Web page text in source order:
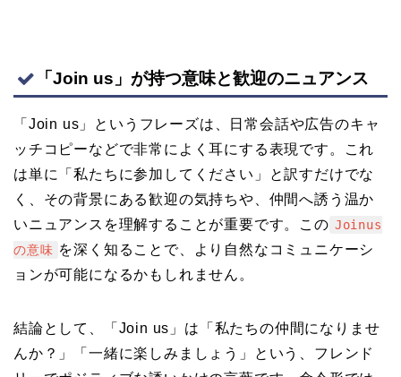
「Join us」が持つ意味と歓迎のニュアンス
「Join us」というフレーズは、日常会話や広告のキャ
ッチコピーなどで非常によく耳にする表現です。これ
は単に「私たちに参加してください」と訳すだけでな
く、その背景にある歓迎の気持ちや、仲間へ誘う温か
いニュアンスを理解することが重要です。この Joinus
の意味 を深く知ることで、より自然なコミュニケーシ
ョンが可能になるかもしれません。
結論として、「Join us」は「私たちの仲間になりませ
んか？」「一緒に楽しみましょう」という、フレンド